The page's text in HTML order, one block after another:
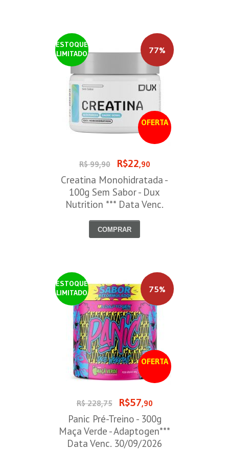
ESTOQUE
LIMITADO
OFERTA
77%
R$ 99,90 R$22,90
Creatina Monohidratada -
100g Sem Sabor - Dux
Nutrition *** Data Venc.
COMPRAR
ESTOQUE
LIMITADO
OFERTA
75%
R$ 228,75 R$57,90
Panic Pré-Treino - 300g
Maça Verde - Adaptogen***
Data Venc. 30/09/2026